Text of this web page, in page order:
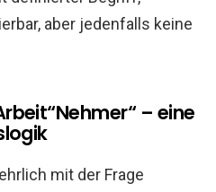
aber jedenfalls keine
– eine
mit der Frage